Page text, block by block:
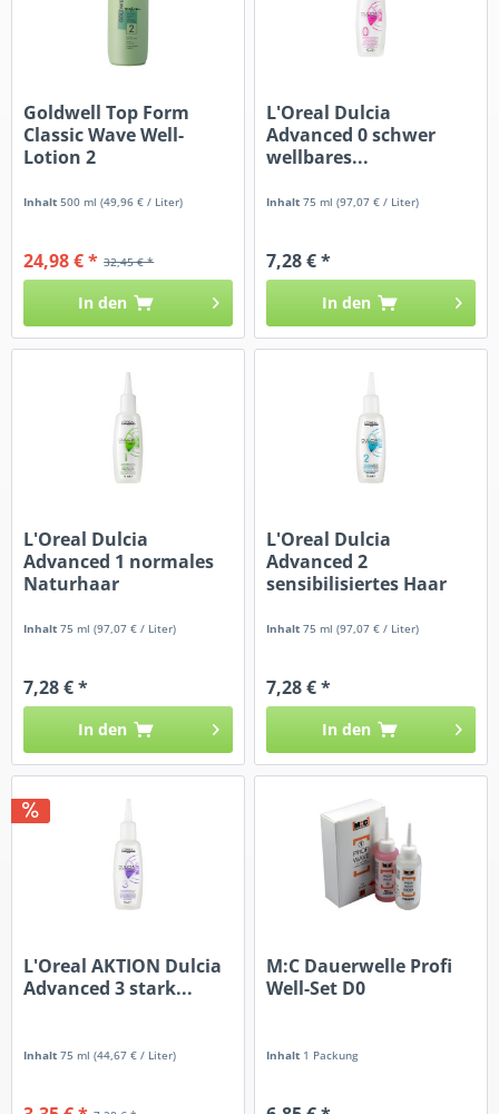
Goldwell Top Form
Classic Wave Well-
Lotion 2
Inhalt500 ml(49,96 € / Liter)
32,45 € *
24,98 € *
In den
L'Oreal Dulcia
Advanced 0 schwer
wellbares...
Inhalt75 ml(97,07 € / Liter)
7,28 € *
In den
L'Oreal Dulcia
Advanced 1 normales
Naturhaar
Inhalt75 ml(97,07 € / Liter)
7,28 € *
In den
L'Oreal Dulcia
Advanced 2
sensibilisiertes Haar
Inhalt75 ml(97,07 € / Liter)
7,28 € *
In den
L'Oreal AKTION Dulcia
Advanced 3 stark...
Inhalt75 ml(44,67 € / Liter)
M:C Dauerwelle Profi
Well-Set D0
Inhalt 1 Packung